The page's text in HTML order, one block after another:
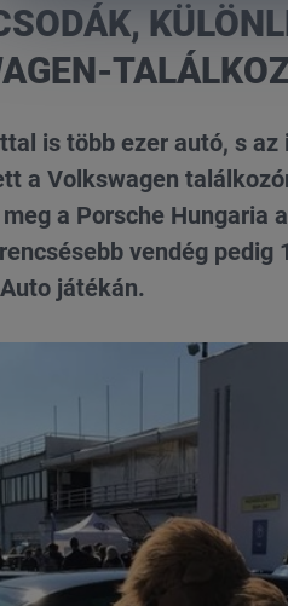
is több ezer autó, s
a Volkswagen
a Porsche Hungaria
vendég
játékán.